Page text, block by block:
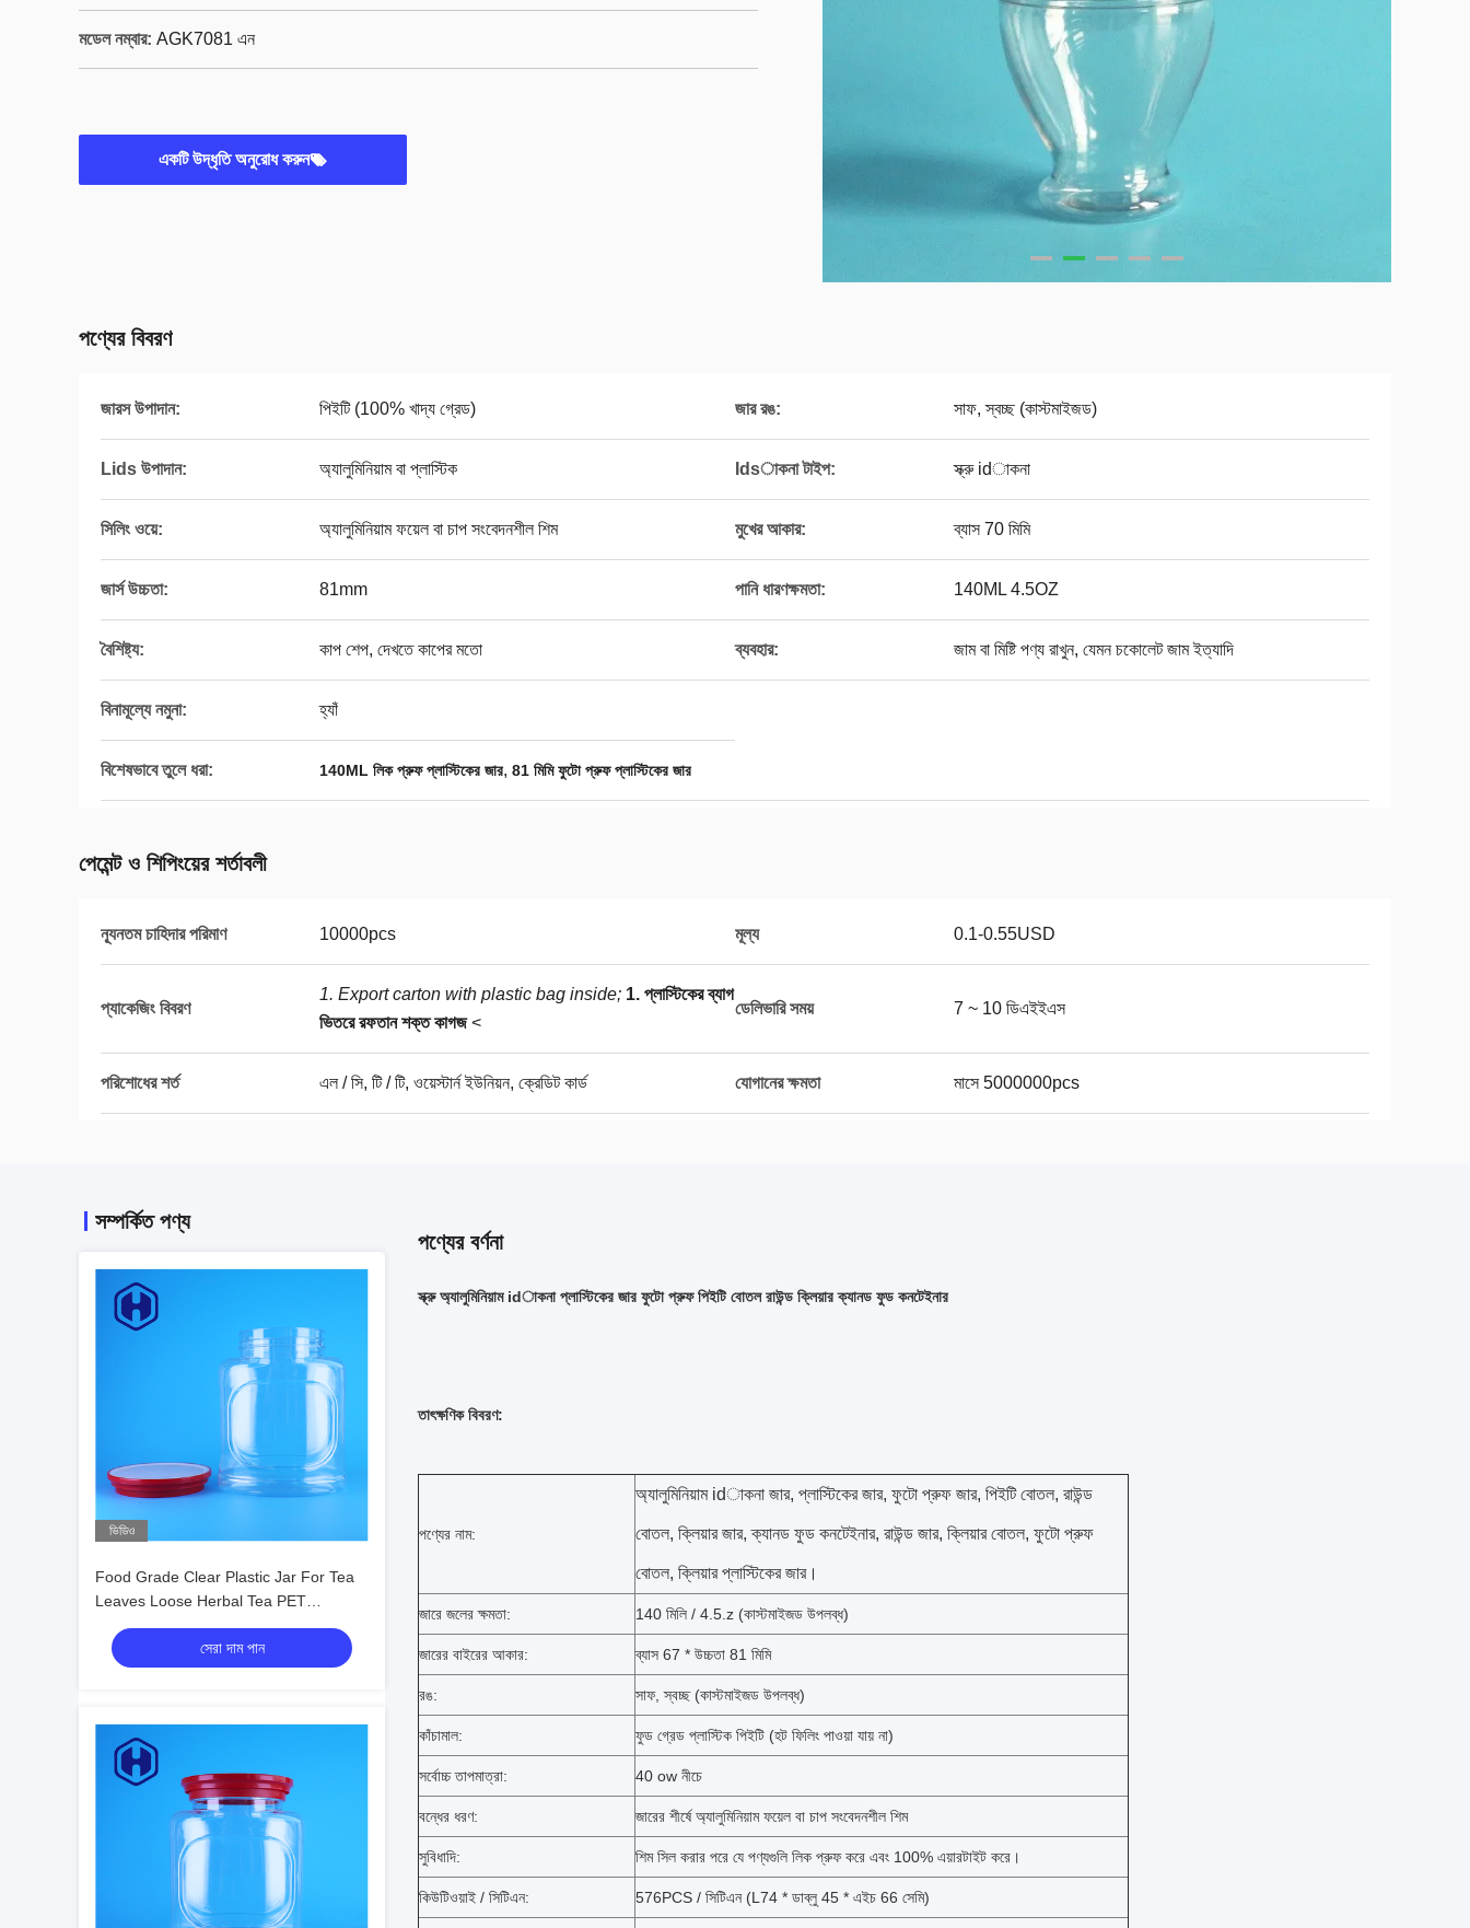
মডেল নম্বার: AGK7081 এন
একটি উদ্ধৃতি অনুরোধ করুন
পণ্যের বিবরণ
জারস উপাদান: পিইটি (100% খাদ্য গ্রেড) জার রঙ: সাফ, স্বচ্ছ (কাস্টমাইজড)
Lids উপাদান: অ্যালুমিনিয়াম বা প্লাস্টিক Idsাকনা টাইপ: স্ক্রু idাকনা
সিলিং ওয়ে: অ্যালুমিনিয়াম ফয়েল বা চাপ সংবেদনশীল শিম মুখের আকার: ব্যাস 70 মিমি
জার্স উচ্চতা: 81mm পানি ধারণক্ষমতা: 140ML 4.5OZ
বৈশিষ্ট্য: কাপ শেপ, দেখতে কাপের মতো ব্যবহার: জাম বা মিষ্টি পণ্য রাখুন, যেমন চকোলেট জাম ইত্যাদি
বিনামূল্যে নমুনা: হ্যাঁ
বিশেষভাবে তুলে ধরা: 140ML লিক প্রুফ প্লাস্টিকের জার, 81 মিমি ফুটো প্রুফ প্লাস্টিকের জার
পেমেন্ট ও শিপিংয়ের শর্তাবলী
ন্যূনতম চাহিদার পরিমাণ 10000pcs মূল্য 0.1-0.55USD
প্যাকেজিং বিবরণ
1. Export carton with plastic bag inside; 1. প্লাস্টিকের ব্যাগ
ভিতরে রফতান শক্ত কাগজ<
ডেলিভারি সময় 7 ~ 10 ডিএইইএস
পরিশোধের শর্ত এল / সি, টি / টি, ওয়েস্টার্ন ইউনিয়ন, ক্রেডিট কার্ড যোগানের ক্ষমতা মাসে 5000000pcs
সম্পর্কিত পণ্য
ভিডিও
Food Grade Clear Plastic Jar For Tea
Leaves Loose Herbal Tea PET
Packaging Manufacturer Supplier
সেরা দাম পান
পণ্যের বর্ণনা
স্ক্রু অ্যালুমিনিয়াম idাকনা প্লাস্টিকের জার ফুটো প্রুফ পিইটি বোতল রাউন্ড ক্লিয়ার ক্যানড ফুড কনটেইনার
তাৎক্ষণিক বিবরণ:
পণ্যের নাম:
অ্যালুমিনিয়াম idাকনা জার, প্লাস্টিকের জার, ফুটো প্রুফ জার, পিইটি বোতল, রাউন্ড
বোতল, ক্লিয়ার জার, ক্যানড ফুড কনটেইনার, রাউন্ড জার, ক্লিয়ার বোতল, ফুটো প্রুফ
বোতল, ক্লিয়ার প্লাস্টিকের জার।
জারে জলের ক্ষমতা: 140 মিলি / 4.5.z (কাস্টমাইজড উপলব্ধ)
জারের বাইরের আকার: ব্যাস 67 * উচ্চতা 81 মিমি
রঙ: সাফ, স্বচ্ছ (কাস্টমাইজড উপলব্ধ)
কাঁচামাল: ফুড গ্রেড প্লাস্টিক পিইটি (হট ফিলিং পাওয়া যায় না)
সর্বোচ্চ তাপমাত্রা: 40 ow নীচে
বন্ধের ধরণ: জারের শীর্ষে অ্যালুমিনিয়াম ফয়েল বা চাপ সংবেদনশীল শিম
সুবিধাদি: শিম সিল করার পরে যে পণ্যগুলি লিক প্রুফ করে এবং 100% এয়ারটাইট করে।
কিউটিওয়াই / সিটিএন: 576PCS / সিটিএন (L74 * ডাব্লু 45 * এইচ 66 সেমি)